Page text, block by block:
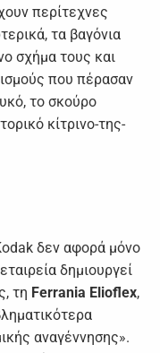
περίτεχνες
τα βαγόνια
σχήμα τους και
που πέρασαν
το σκούρο
κίτρινο-της-
δεν αφορά μόνο
δημιουργεί
τη Ferrania Elioflex,
αναγέννησης».